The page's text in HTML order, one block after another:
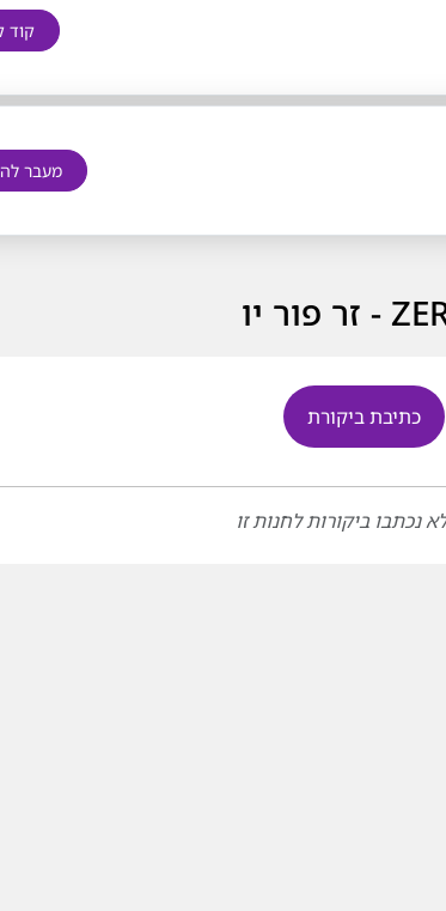
קוד
מעבר
כתיבת ביקורת
נכתבו ביקורות לחנות זו